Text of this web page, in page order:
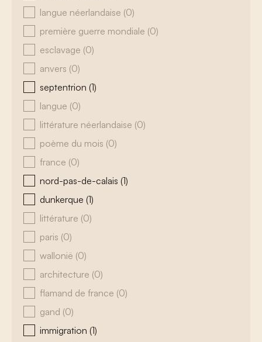
langue néerlandaise (0)
première guerre mondiale (0)
esclavage (0)
anvers (0)
septentrion (1)
langue (0)
littérature néerlandaise (0)
poème du mois (0)
france (0)
nord-pas-de-calais (1)
dunkerque (1)
littérature (0)
paris (0)
wallonië (0)
architecture (0)
flamand de france (0)
gand (0)
immigration (1)